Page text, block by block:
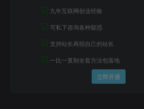
☑ 九年互联网创业经验
☑ 可私下咨询各种疑惑
☑ 支持站长再招自己的站长
☑ 一比一复制全套方法包落地
立即开通